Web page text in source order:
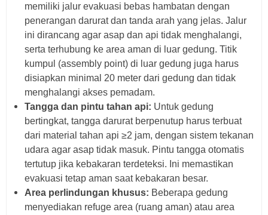
memiliki jalur evakuasi bebas hambatan dengan
penerangan darurat dan tanda arah yang jelas. Jalur
ini dirancang agar asap dan api tidak menghalangi,
serta terhubung ke area aman di luar gedung. Titik
kumpul (assembly point) di luar gedung juga harus
disiapkan minimal 20 meter dari gedung dan tidak
menghalangi akses pemadam.
Tangga dan pintu tahan api: Untuk gedung
bertingkat, tangga darurat berpenutup harus terbuat
dari material tahan api ≥2 jam, dengan sistem tekanan
udara agar asap tidak masuk. Pintu tangga otomatis
tertutup jika kebakaran terdeteksi. Ini memastikan
evakuasi tetap aman saat kebakaran besar.
Area perlindungan khusus: Beberapa gedung
menyediakan refuge area (ruang aman) atau area